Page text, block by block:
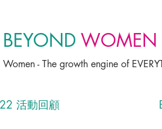
BEYOND WOMEN
Women - The growth engine of
活動回顧